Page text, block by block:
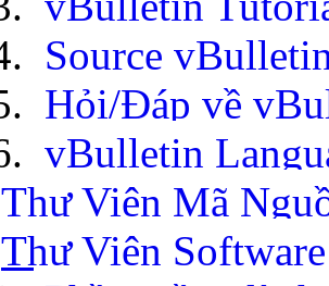
Source
Hỏi/Đáp về
vBulletin
Thư Viện Mã
Thư Viện Software